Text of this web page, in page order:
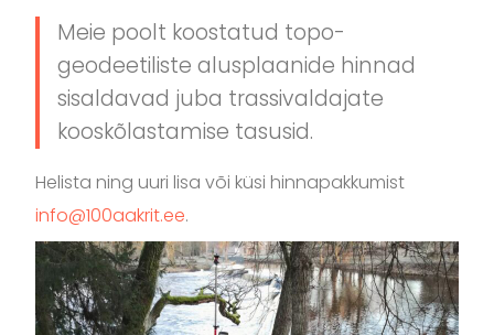
Meie poolt koostatud topo-
geodeetiliste alusplaanide hinnad
sisaldavad juba trassivaldajate
kooskõlastamise tasusid.
Helista ning uuri lisa või küsi hinnapakkumist
info@100aakrit.ee.